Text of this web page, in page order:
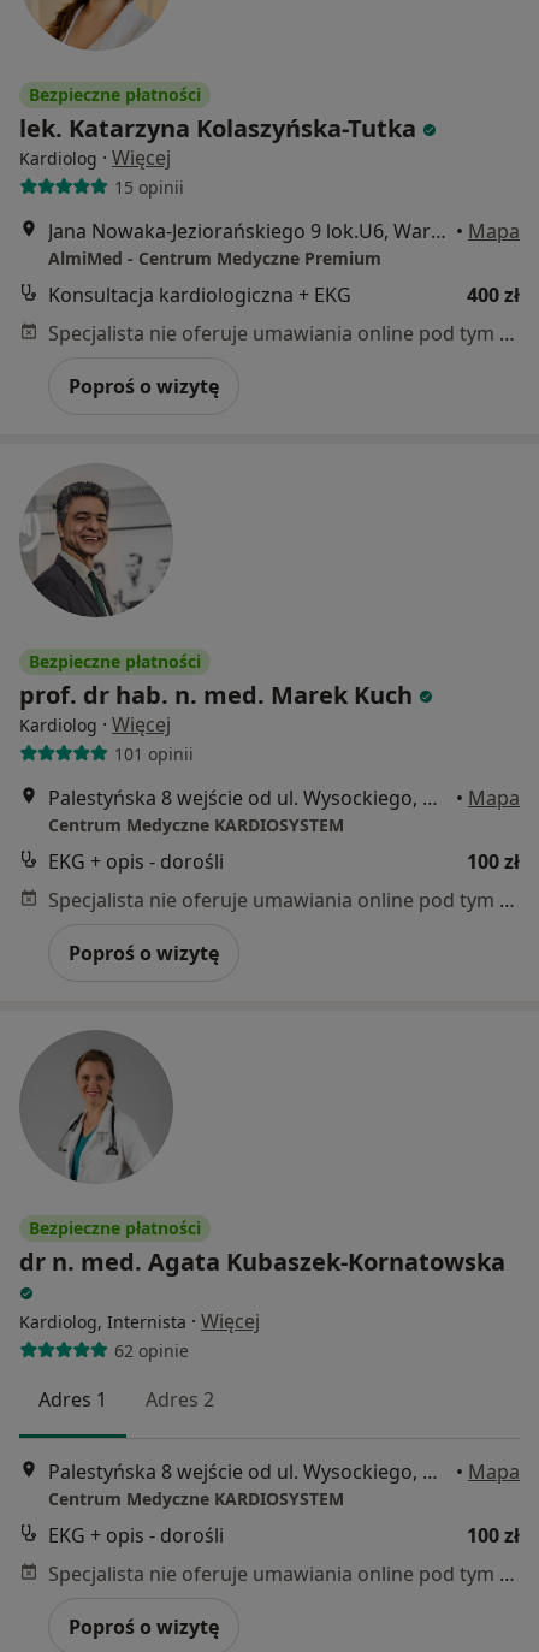
Bezpieczne płatności
lek. Katarzyna Kolaszyńska-Tutka
Kardiolog · Więcej
15 opinii
Jana Nowaka-Jeziorańskiego 9 lok.U6, Warszawa • Mapa
AlmiMed - Centrum Medyczne Premium
Konsultacja kardiologiczna + EKG
400 zł
Specjalista nie oferuje umawiania online pod tym adresem.
Poproś o wizytę
Bezpieczne płatności
prof. dr hab. n. med. Marek Kuch
Kardiolog · Więcej
101 opinii
Palestyńska 8 wejście od ul. Wysockiego, Warszawa • Mapa
Centrum Medyczne KARDIOSYSTEM
EKG + opis - dorośli
100 zł
Specjalista nie oferuje umawiania online pod tym adresem.
Poproś o wizytę
Bezpieczne płatności
dr n. med. Agata Kubaszek-Kornatowska
Kardiolog, Internista · Więcej
62 opinie
Adres 1 Adres 2
Palestyńska 8 wejście od ul. Wysockiego, Warszawa • Mapa
Centrum Medyczne KARDIOSYSTEM
EKG + opis - dorośli
100 zł
Specjalista nie oferuje umawiania online pod tym adresem.
Poproś o wizytę